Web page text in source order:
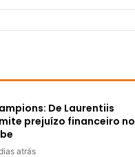
De Laurentiis
prejuízo financeiro no
atrás